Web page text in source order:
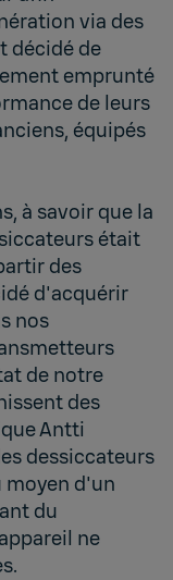
via des
décidé de
emprunté
de leurs
équipés
à savoir que la
était
des
d'acquérir
nos
de notre
des
Antti
dessiccateurs
moyen d'un
du
ne